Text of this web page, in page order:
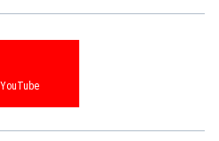
YouTube